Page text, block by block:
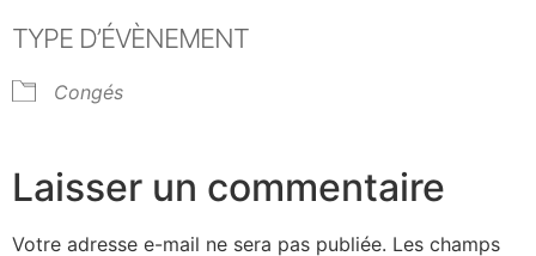
TYPE D’ÉVÈNEMENT
Congés
Laisser un commentaire
Votre adresse e-mail ne sera pas publiée. Les champs